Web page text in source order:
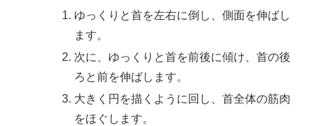
ゆっくりと首を左右に倒し、側面を伸ばし
ます。
次に、ゆっくりと首を前後に傾け、首の後
ろと前を伸ばします。
大きく円を描くように回し、首全体の筋肉
をほぐします。